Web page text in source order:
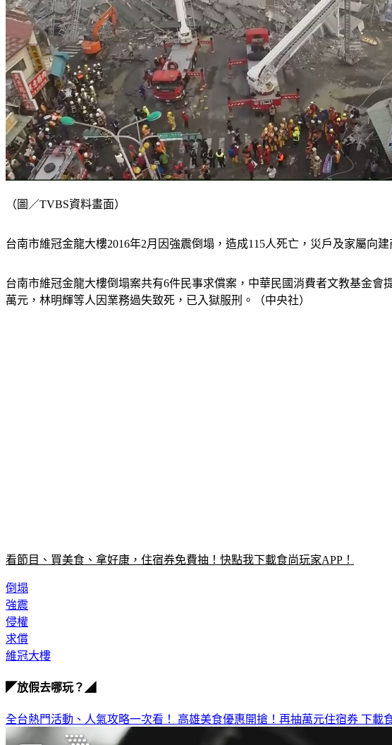
（圖／TVBS資料畫面）
台南市維冠金龍大樓2016年2月因強震倒塌，造成115人死亡，災戶及家屬向
台南市維冠金龍大樓倒塌案共有6件民事求償案，中華民國消費者文教基金
萬元，林明輝等人因業務過失致死，已入獄服刑。（中央社）
看節目、買美食、拿好康，住宿券免費抽！快點我下載食尚玩家APP！
倒塌
強震
侵權
求償
維冠大樓
◤放假去哪玩？◢
全台熱門活動、人氣攻略一次看！ 高雄美食優惠開搶！再抽萬元住宿券 下載